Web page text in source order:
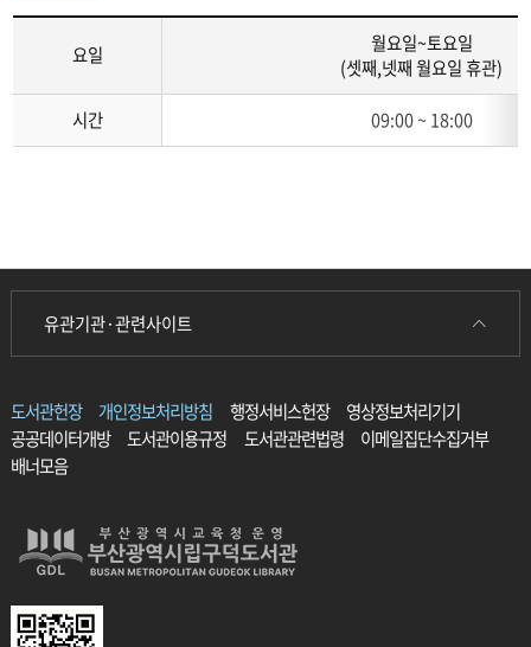
자
요일
월요일~토요일
(셋째,넷째 월요일 휴관)
시간
09:00 ~ 18:00
유관기관·관련사이트
도서관헌장 개인정보처리방침 행정서비스헌장
영상정보처리기기
공공데이터개방
도서관이용규정 도서관관련법령
이메일집단수집거부
배너모음